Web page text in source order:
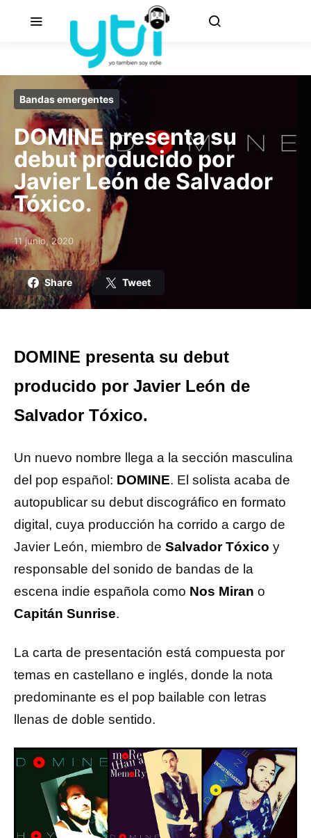
Bandas emergentes
DOMINE presenta su
debut producido por
Javier León de Salvador
Tóxico.
Posted on
11 junio, 2020
Share Tweet
DOMINE presenta su debut
producido por Javier León de
Salvador Tóxico.
Un nuevo nombre llega a la sección masculina
del pop español: DOMINE. El solista acaba de
autopublicar su debut discográfico en formato
digital, cuya producción ha corrido a cargo de
Javier León, miembro de Salvador Tóxico y
responsable del sonido de bandas de la
escena indie española como Nos Miran o
Capitán Sunrise.
La carta de presentación está compuesta por
temas en castellano e inglés, donde la nota
predominante es el pop bailable con letras
llenas de doble sentido.